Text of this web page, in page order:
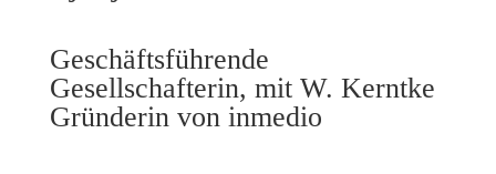
Geschäftsführende
Gesellschafterin, mit W. Kerntke
Gründerin von inmedio